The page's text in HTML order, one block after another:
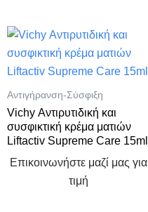
Αντιγήρανση-Σύσφιξη
Vichy Αντιρυτιδική και
συσφικτική κρέμα ματιών
Liftactiv Supreme Care 15ml
Επικοινωνήστε μαζί μας για
τιμή